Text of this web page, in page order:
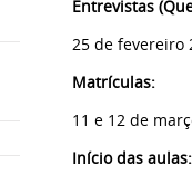
Entrevistas
25 de fevereiro
Matrículas:
11 e 12 de
Início das aulas: